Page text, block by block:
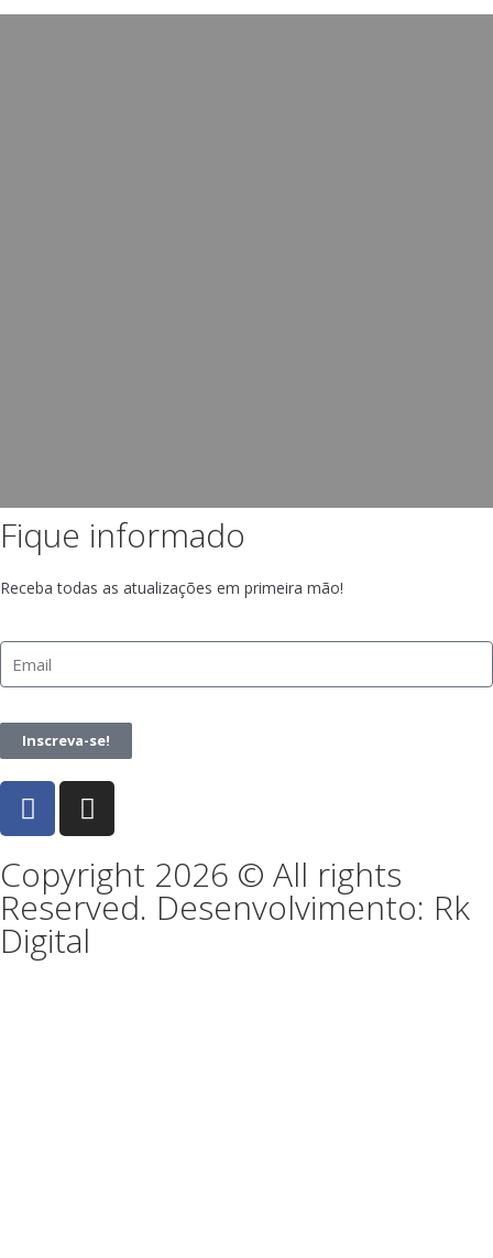
Fique informado
Receba todas as atualizações em primeira mão!
Inscreva-se!
Copyright 2026 © All rights
Reserved. Desenvolvimento: Rk
Digital